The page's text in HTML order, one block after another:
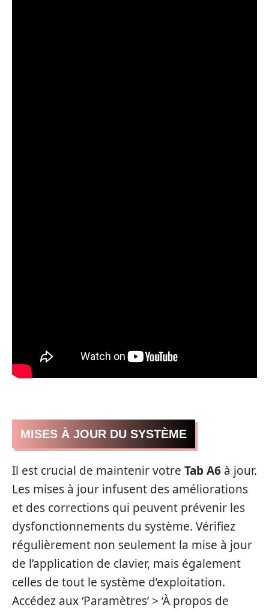
MISES À JOUR DU SYSTÈME
Il est crucial de maintenir votre Tab A6 à jour.
Les mises à jour infusent des améliorations
et des corrections qui peuvent prévenir les
dysfonctionnements du système. Vérifiez
régulièrement non seulement la mise à jour
de l’application de clavier, mais également
celles de tout le système d’exploitation.
Accédez aux ‘Paramètres’ > ‘À propos de